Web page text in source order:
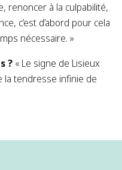
renoncer à la culpabilité,
c’est d’abord pour cela
nécessaire. »
? « Le signe de Lisieux
la tendresse infinie de